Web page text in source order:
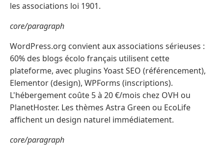
les associations loi 1901.
core/paragraph
WordPress.org convient aux associations sérieuses :
60% des blogs écolo français utilisent cette
plateforme, avec plugins Yoast SEO (référencement),
Elementor (design), WPForms (inscriptions).
L'hébergement coûte 5 à 20 €/mois chez OVH ou
PlanetHoster. Les thèmes Astra Green ou EcoLife
affichent un design naturel immédiatement.
core/paragraph